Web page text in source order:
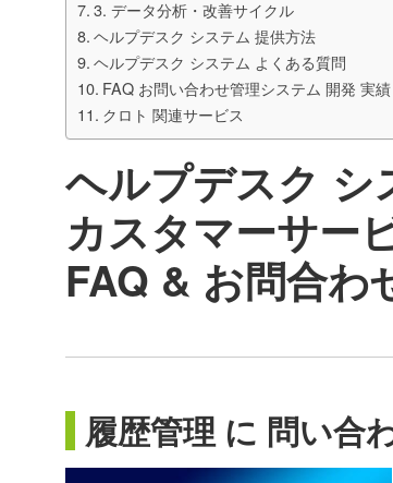
3. データ分析・改善サイクル
ヘルプデスク システム 提供方法
ヘルプデスク システム よくある質問
FAQ お問い合わせ管理システム 開発 実
クロト 関連サービス
ヘルプデスク シ
カスタマーサー
FAQ & お問合わ
履歴管理 に 問い合